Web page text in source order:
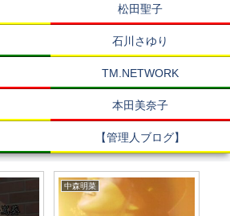
松田聖子
石川さゆり
TM.NETWORK
本田美奈子
【管理人ブログ】
中森明菜